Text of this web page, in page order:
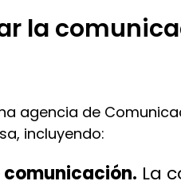
la
agencia de
incluyendo:
comunicación. La